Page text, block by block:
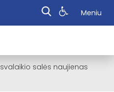
Meniu
salės naujienas